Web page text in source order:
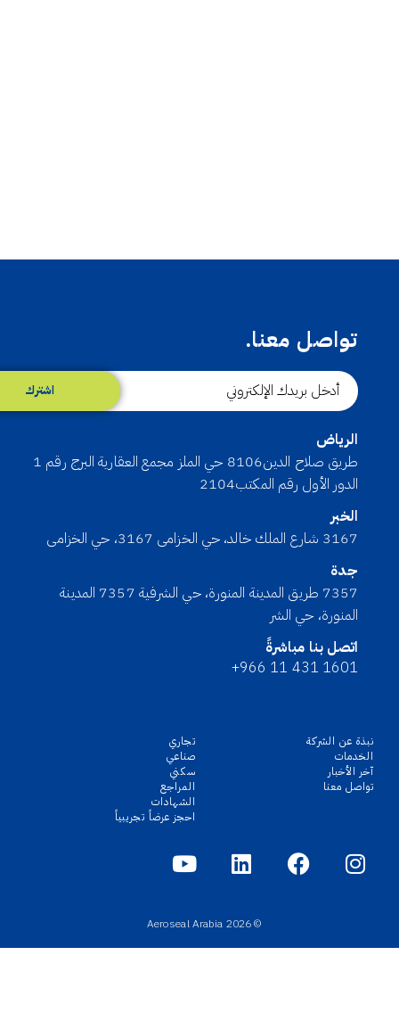
تواصل معنا.
اشترك
الرياض
طريق صلاح الدين8106 حي الملز مجمع العقارية البرج رقم 1
الدور الأول رقم المكتب2104
الخبر
3167 شارع الملك خالد، حي الخزامى 3167، حي الخزامى
جدة
7357 طريق المدينة المنورة، حي الشرفية 7357 المدينة
المنورة، حي الشر
اتصل بنا مباشرةً
+966 11 431 1601
نبذة عن الشركة
الخدمات
آخر الأخبار
تواصل معنا
تجاري
صناعي
سكني
المراجع
الشهادات
احجز عرضاً تجريبياً
© 2026 Aeroseal Arabia